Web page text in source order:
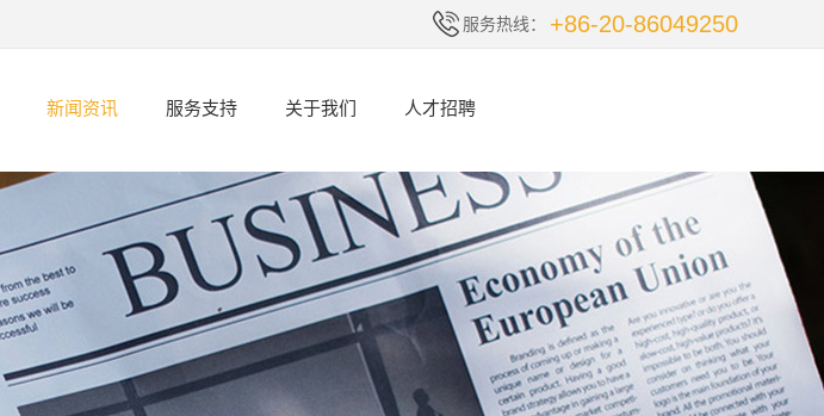
服务热线： +86-20-86049250
新闻资讯 服务支持 关于我们 人才招聘